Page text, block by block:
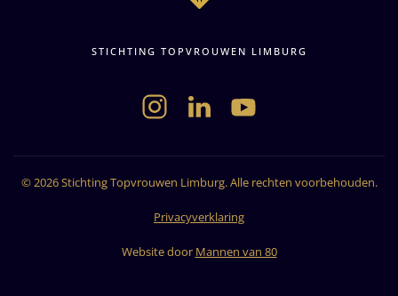
STICHTING TOPVROUWEN LIMBURG
©2026Stichting Topvrouwen Limburg. Alle rechten voorbehouden.
Privacyverklaring
Website door Mannen van 80